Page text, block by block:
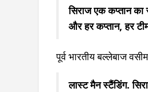
सिराज एक कप्तान
और हर कप्तान, हर
पूर्व भारतीय बल्लेबाज
लास्ट मैन स्टैंडिंग.